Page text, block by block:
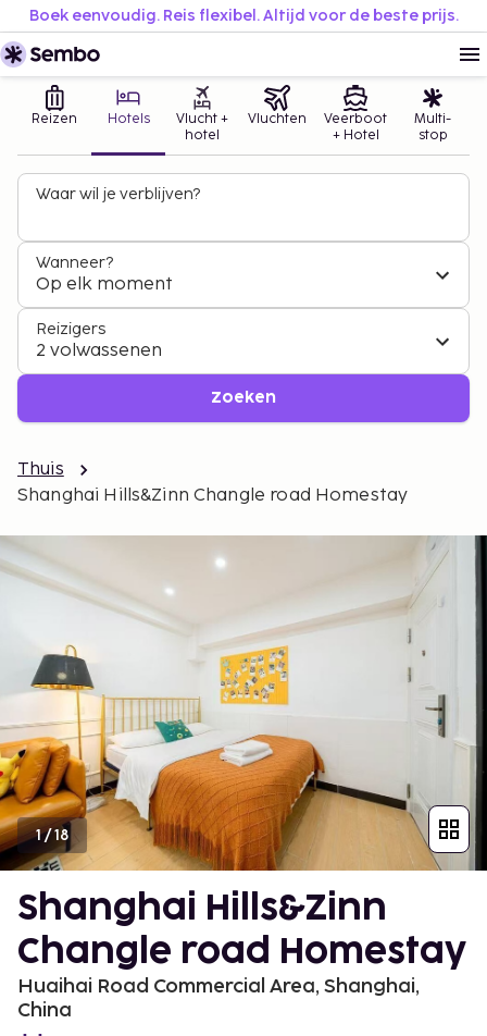
Boek eenvoudig. Reis flexibel. Altijd voor de beste prijs.
Reizen Hotels
Vlucht +
hotel
Vluchten
Veerboot
+ Hotel
Multi-
stop
Waar wil je verblijven?
Wanneer?
Op elk moment
Reizigers
2 volwassenen
Zoeken
Thuis
Shanghai Hills&Zinn Changle road Homestay
1/18
Shanghai Hills&Zinn
Changle road Homestay
Huaihai Road Commercial Area, Shanghai,
China